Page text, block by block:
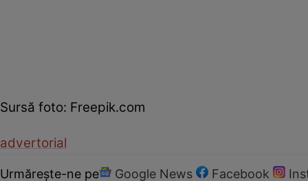
Sursă foto: Freepik.com
advertorial
Urmărește-ne pe Google News Facebook